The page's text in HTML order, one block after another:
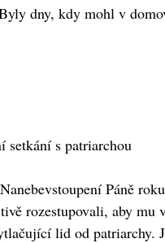
dny, kdy mohl v
setkání s patriarchou
Páně
rozestupovali, aby
lid od patriarchy.